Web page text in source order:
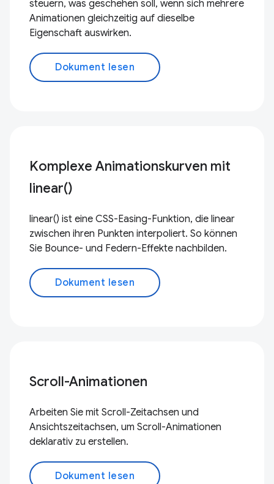
steuern, was geschehen soll, wenn sich mehrere
Animationen gleichzeitig auf dieselbe
Eigenschaft auswirken.
Dokument lesen
Komplexe Animationskurven mit
linear()
linear() ist eine CSS-Easing-Funktion, die linear
zwischen ihren Punkten interpoliert. So können
Sie Bounce- und Federn-Effekte nachbilden.
Dokument lesen
Scroll-Animationen
Arbeiten Sie mit Scroll-Zeitachsen und
Ansichtszeitachsen, um Scroll-Animationen
deklarativ zu erstellen.
Dokument lesen